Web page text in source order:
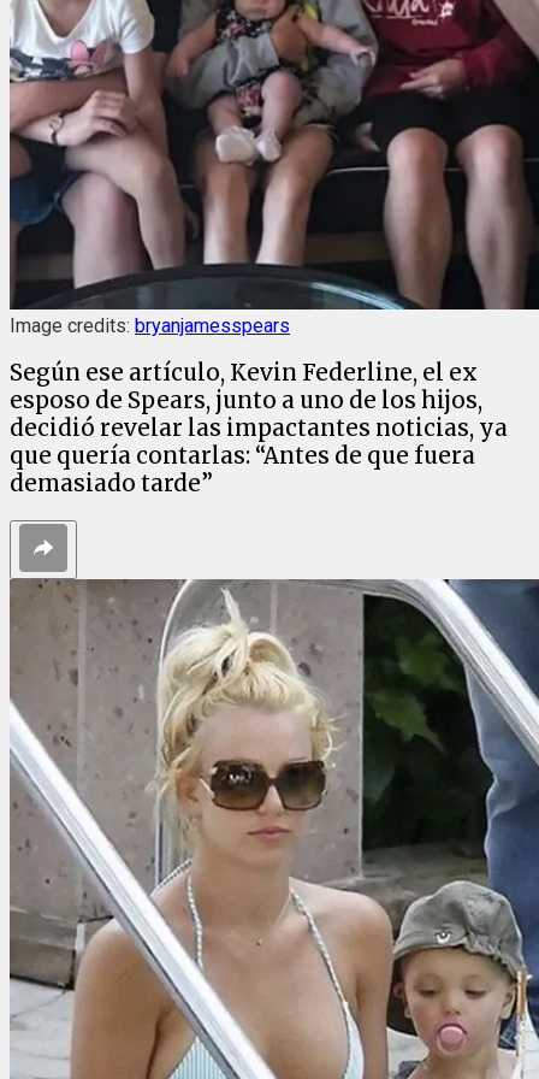
Image credits: bryanjamesspears
Según ese artículo, Kevin Federline, el ex
esposo de Spears, junto a uno de los hijos,
decidió revelar las impactantes noticias, ya
que quería contarlas: “Antes de que fuera
demasiado tarde”